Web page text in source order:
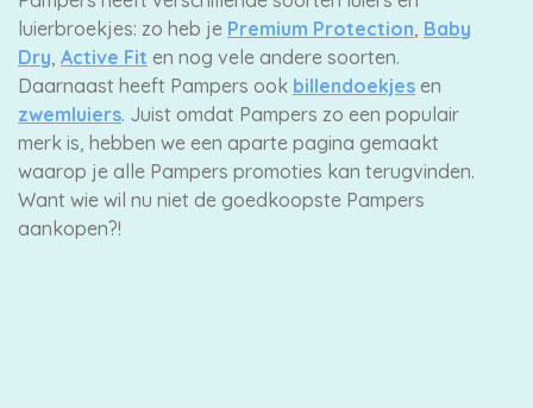
luierbroekjes: zo heb je Premium Protection Baby
Dry Active Fit en nog vele andere soorten.
Daarnaast heeft Pampers ook billendoekjes en
zwemluiers. Juist omdat Pampers zo een populair
merk is, hebben we een aparte pagina gemaakt
waarop je alle Pampers promoties kan terugvinden.
Want wie wil nu niet de goedkoopste Pampers
aankopen?!